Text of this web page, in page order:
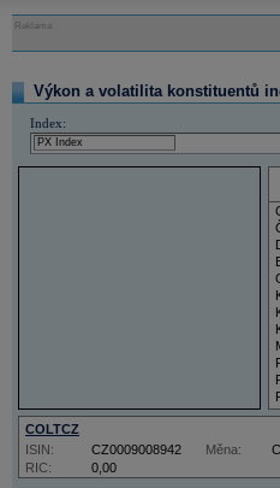
Reklama
Výkon a volatilita konstituentů
Index:
COLTCZ
RIC: 0,00
ISIN: CZ0009008942 Měna: